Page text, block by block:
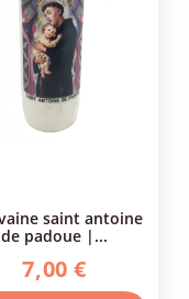
de padoue |...
7,00 €